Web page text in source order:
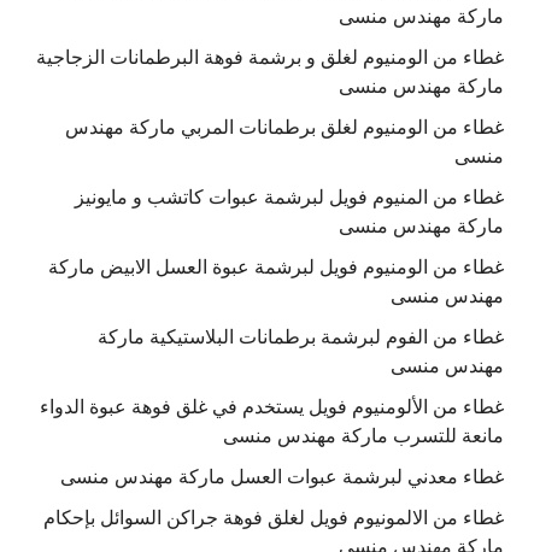
ماركة مهندس منسى
غطاء من الومنيوم لغلق و برشمة فوهة البرطمانات الزجاجية
ماركة مهندس منسى
غطاء من الومنيوم لغلق برطمانات المربي ماركة مهندس
منسى
غطاء من المنيوم فويل لبرشمة عبوات كاتشب و مايونيز
ماركة مهندس منسى
غطاء من الومنيوم فويل لبرشمة عبوة العسل الابيض ماركة
مهندس منسى
غطاء من الفوم لبرشمة برطمانات البلاستيكية ماركة
مهندس منسى
غطاء من الألومنيوم فويل يستخدم في غلق فوهة عبوة الدواء
مانعة للتسرب ماركة مهندس منسى
غطاء معدني لبرشمة عبوات العسل ماركة مهندس منسى
غطاء من الالمونيوم فويل لغلق فوهة جراكن السوائل بإحكام
ماركة مهندس منسى